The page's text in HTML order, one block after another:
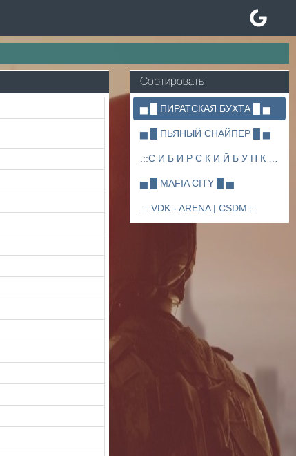
Сортировать
▅ █ ПИРАТСКАЯ БУХТА █ ▅
▅ █ ПЬЯНЫЙ СНАЙПЕР █ ▅
▅ █ MAFIA CITY █ ▅
.:: VDK - ARENA | CSDM ::.